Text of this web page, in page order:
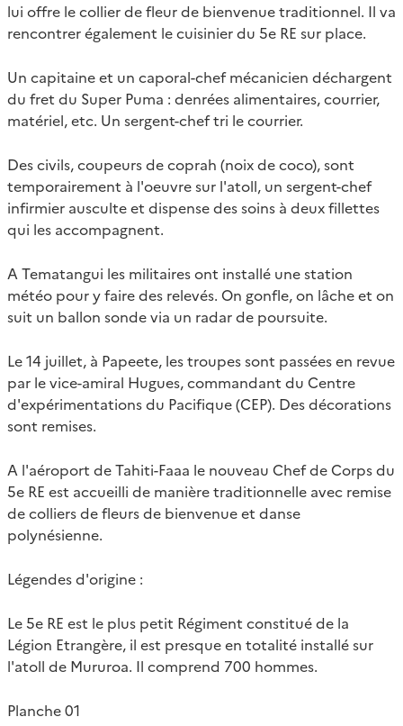
lui offre le collier de fleur de bienvenue traditionnel. Il va
rencontrer également le cuisinier du 5e RE sur place.
Un capitaine et un caporal-chef mécanicien déchargent
du fret du Super Puma : denrées alimentaires, courrier,
matériel, etc. Un sergent-chef tri le courrier.
Des civils, coupeurs de coprah (noix de coco), sont
temporairement à l'oeuvre sur l'atoll, un sergent-chef
infirmier ausculte et dispense des soins à deux fillettes
qui les accompagnent.
A Tematangui les militaires ont installé une station
météo pour y faire des relevés. On gonfle, on lâche et on
suit un ballon sonde via un radar de poursuite.
Le 14 juillet, à Papeete, les troupes sont passées en revue
par le vice-amiral Hugues, commandant du Centre
d'expérimentations du Pacifique (CEP). Des décorations
sont remises.
A l'aéroport de Tahiti-Faaa le nouveau Chef de Corps du
5e RE est accueilli de manière traditionnelle avec remise
de colliers de fleurs de bienvenue et danse
polynésienne.
Légendes d'origine :
Le 5e RE est le plus petit Régiment constitué de la
Légion Etrangère, il est presque en totalité installé sur
l'atoll de Mururoa. Il comprend 700 hommes.
Planche 01